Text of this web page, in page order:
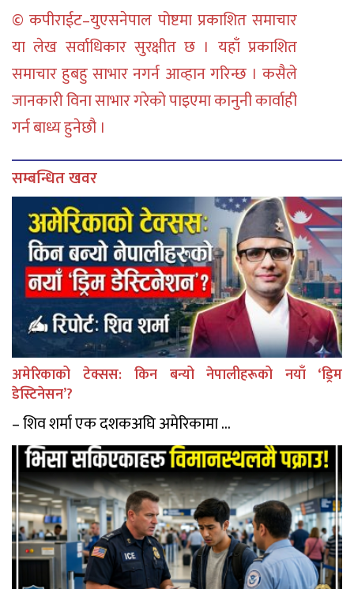
© कपीराईट–युएसनेपाल पोष्टमा प्रकाशित समाचार
या लेख सर्वाधिकार सुरक्षीत छ । यहाँ प्रकाशित
समाचार हुबहु साभार नगर्न आव्हान गरिन्छ । कसैले
जानकारी विना साभार गरेको पाइएमा कानुनी कार्वाही
गर्न बाध्य हुनेछौ ।
सम्बन्धित खवर
अमेरिकाको टेक्सस: किन बन्यो नेपालीहरूको नयाँ ‘ड्रिम
डेस्टिनेसन’?
– शिव शर्मा एक दशकअघि अमेरिकामा ...